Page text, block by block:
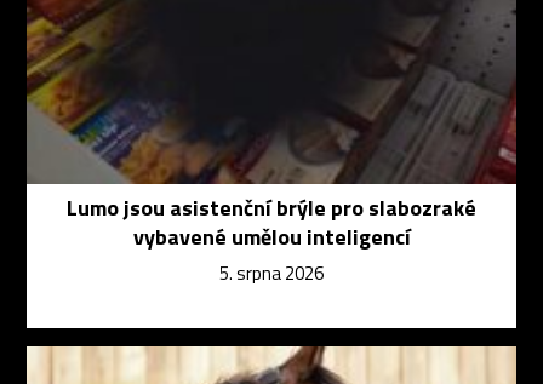
Lumo jsou asistenční brýle pro slabozraké
vybavené umělou inteligencí
5. srpna 2026